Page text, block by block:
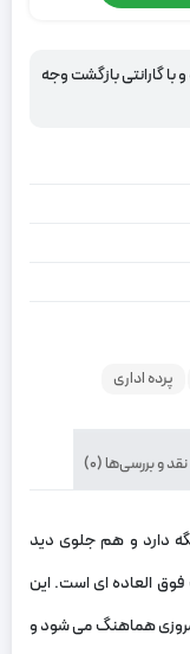
با گارانتی بازگشت وجه
پرده اداری
نقد و بررسی‌ها (0)
دارد و هم جلوی دید
فوق ‌العاده ‌ای است. این
هماهنگ می ‌شود و